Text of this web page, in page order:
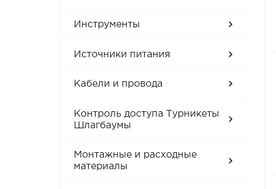
Инструменты
Источники питания
Кабели и провода
Контроль доступа Турникеты
Шлагбаумы
Монтажные и расходные
материалы